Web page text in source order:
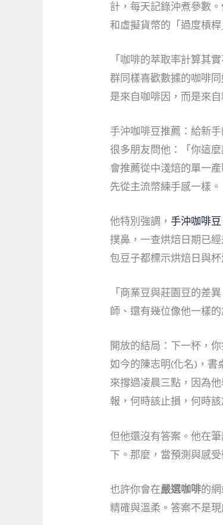
計，每天記錄沖煮參數
和虛擬貨幣的「過度槓
「咖啡的萃取率計算其
群同樣喜歡數據的咖啡
是來自咖啡因，而是來
手沖咖啡豆推薦：給新
很多朋友問他：「你這
會推薦從中淺焙的單一
先從主流幣練手感一樣。
他特別強調，手沖咖啡
撲鼻，一查烘焙日期已
包豆子都標示烘焙日與
「商業豆與莊園豆的差
師、還有幾位像他一樣
開放的結局：下一杯，
如今的陳志明(化名)，書
來撐過凌晨三點，因為
報，何時該止損，何時該
但他還沒有答案。他在
下。那麼，當預測與感
也許你會在嚴選咖啡的
精確與溫柔。答案不是